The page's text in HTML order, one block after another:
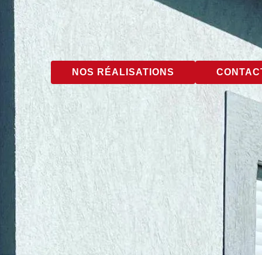
NOS RÉALISATIONS